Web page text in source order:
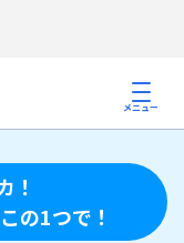
メニュー
！
の1つで！